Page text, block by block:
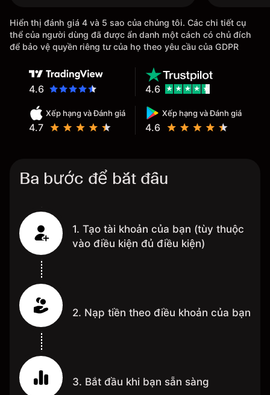
Hiển thị đánh giá 4 và 5 sao của chúng tôi. Các chi tiết cụ
thể của người dùng đã được ẩn danh một cách có chủ đích
để bảo vệ quyền riêng tư của họ theo yêu cầu của GDPR
4.6
Xếp hạng và Đánh giá
4.7
Xếp hạng và Đánh giá
4.6
4.6
Ba bước để bắt đầu
1. Tạo tài khoản của bạn (tùy thuộc
vào điều kiện đủ điều kiện)
2. Nạp tiền theo điều khoản của bạn
3. Bắt đầu khi bạn sẵn sàng